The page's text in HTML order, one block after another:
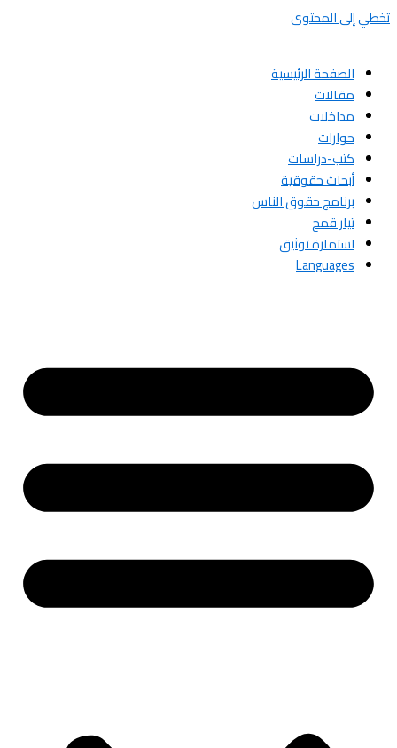
تخطي إلى المحتوى
الصفحة الرئيسية
مقالات
مداخلات
حوارات
كتب-دراسات
أبحاث حقوقية
برنامج حقوق الناس
تيار قمح
استمارة توثيق
Languages